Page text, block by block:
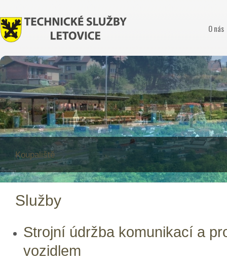
O nás
Koupaliště
Služby
Strojní údržba komunikací a
vozidlem